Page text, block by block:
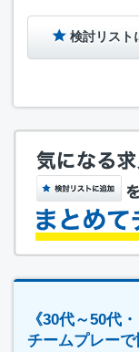
検討リスト
《30代～50代
チームプレー